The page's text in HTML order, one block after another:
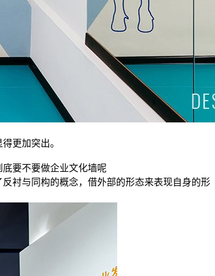
更加突出。
要不要做企业文化墙呢
衬与同构的概念，借外部的形态来表现自身的形